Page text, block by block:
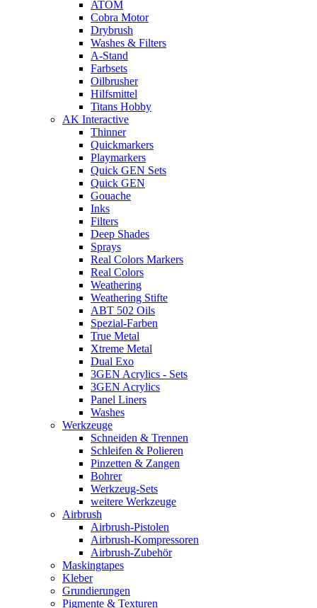
ATOM
Cobra Motor
Drybrush
Washes & Filters
A-Stand
Farbsets
Oilbrusher
Hilfsmittel
Titans Hobby
AK Interactive
Thinner
Quickmarkers
Playmarkers
Quick GEN Sets
Quick GEN
Gouache
Inks
Filters
Deep Shades
Sprays
Real Colors Markers
Real Colors
Weathering
Weathering Stifte
ABT 502 Oils
Spezial-Farben
True Metal
Xtreme Metal
Dual Exo
3GEN Acrylics - Sets
3GEN Acrylics
Panel Liners
Washes
Werkzeuge
Schneiden & Trennen
Schleifen & Polieren
Pinzetten & Zangen
Bohrer
Werkzeug-Sets
weitere Werkzeuge
Airbrush
Airbrush-Pistolen
Airbrush-Kompressoren
Airbrush-Zubehör
Maskingtapes
Kleber
Grundierungen
Pigmente & Texturen